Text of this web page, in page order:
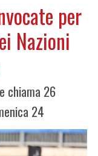
per
Nazioni
chiama 26
24